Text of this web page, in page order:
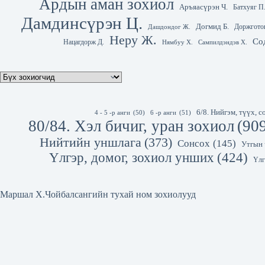
Ардын аман зохиол Аръяасүрэн Ч. Батхуяг П.
Дамдинсүрэн Ц. Дашдондог Ж. Догмид Б.
Нацагдорж Д.
Неру Ж. Нямбуу Х. Сампилдэндэв Х.
4 - 5 -р анги (50) 6 -р анги (51) 6/8. Нийгэм, түүх,
80/84. Хэл бичиг, уран зохиол
Нийтийн уншлага (373) Сонсох (145) Утгын
Үлгэр, домог, зохиол унших (424)
Маршал Х.Чойбалсангийн тухай ном зохиолууд